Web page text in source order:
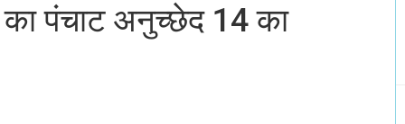
का पंचाट अनुच्छेद 14 का